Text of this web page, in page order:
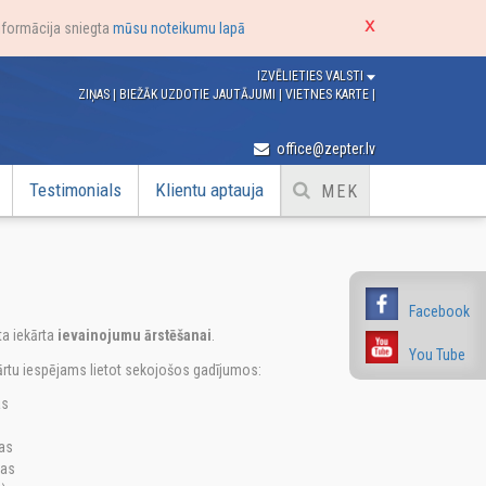
sniegta mūsu noteikumu lapā
Facebook
You Tube
IZVĒLIETIES VALSTI
ZIŅAS | BIEŽĀK UZDOTIE JAUTĀJUMI | VIETNES KARTE |
office@zepter.lv
Testimonials Klientu aptauja
iekārta ievainojumu ārstēšanai
iespējams lietot sekojošos gadījumos: